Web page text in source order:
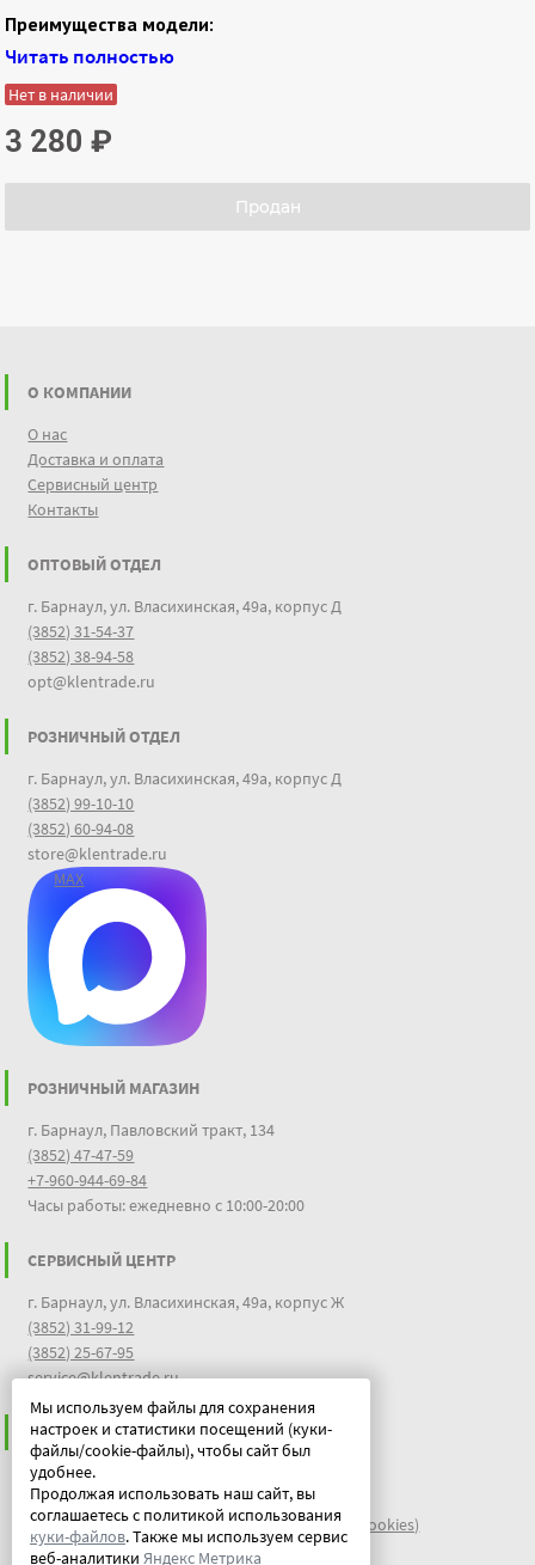
Преимущества модели:
световой индикатор работы;
регулируемый термостат;
3 ступени регулировки мощности нагрева;
легкость перемещения прибора.
Читать полностью
Нет в наличии
3 280₽
Продан
Мы используем файлы для сохранения
настроек и статистики посещений (куки-
файлы/cookie-файлы), чтобы сайт был
удобнее.
Продолжая использовать наш сайт, вы
соглашаетесь с политикой использования
куки-файлов. Также мы используем сервис
веб-аналитики Яндекс Метрика
О КОМПАНИИ
О нас
Доставка и оплата
Сервисный центр
Контакты
ОПТОВЫЙ ОТДЕЛ
г. Барнаул, ул. Власихинская, 49а, корпус Д
(3852) 31-54-37
(3852) 38-94-58
opt@klentrade.ru
РОЗНИЧНЫЙ ОТДЕЛ
г. Барнаул, ул. Власихинская, 49а, корпус Д
(3852) 99-10-10
(3852) 60-94-08
store@klentrade.ru
MAX
РОЗНИЧНЫЙ МАГАЗИН
г. Барнаул, Павловский тракт, 134
(3852) 47-47-59
+7-960-944-69-84
Часы работы: ежедневно с 10:00-20:00
СЕРВИСНЫЙ ЦЕНТР
г. Барнаул, ул. Власихинская, 49а, корпус Ж
(3852) 31-99-12
(3852) 25-67-95
service@klentrade.ru
ИНФОРМАЦИЯ
Пользовательское соглашение
Политика конфиденциальности
файлы идентификации пользователей куки (cookies)
Документы